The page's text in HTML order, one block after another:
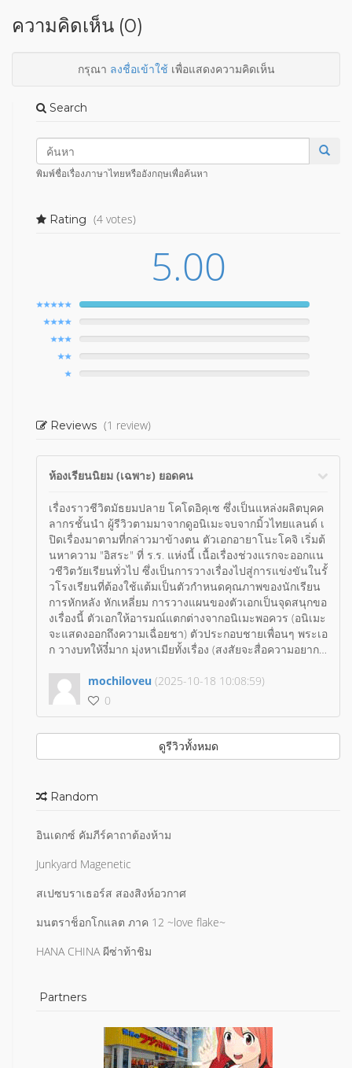
ความคิดเห็น (0)
กรุณา ลงชื่อเข้าใช้เพื่อแสดงความคิดเห็น
Search
พิมพ์ชื่อเรื่องภาษาไทยหรืออังกฤษเพื่อค้นหา
Rating (4 votes)
5.00
Reviews (1 review)
ห้องเรียนนิยม (เฉพาะ) ยอดคน
เรื่องราวชีวิตมัธยมปลาย โคโดอิคุเซ ซึ่งเป็นแหล่งผลิตบุคค
ลากรชั้นนำ ผู้รีวิวตามมาจากดูอนิเมะจบจากมิ้วไทยแลนด์ เ
ปิดเรื่องมาตามที่กล่าวมาข้างตน ตัวเอกอายาโนะโคจิ เริ่มต้
นหาความ "อิสระ" ที่ ร.ร. แห่งนี้ เนื้อเรื่องช่วงแรกจะออกแน
วชีวิตวัยเรียนทั่วไป ซึ่งเป็นการวางเรื่องไปสู่การแข่งขันในรั้
วโรงเรียนที่ต้องใช้แต้มเป็นตัวกำหนดคุณภาพของนักเรียน
การหักหลัง หักเหลี่ยม การวางแผนของตัวเอกเป็นจุดสนุกขอ
งเรื่องนี้ ตัวเอกให้อารมณ์แตกต่างจากอนิเมะพอควร (อนิเมะ
จะแสดงออกถึงความเฉื่อยชา) ตัวประกอบชายเพื่อนๆ พระเอ
ก วางบทให้งี๋มาก มุ่งหาเมียทั้งเรื่อง (สงสัยจะสื่อความอยากรู้
ม่มีใรอนิเมะ โดยรวมจากคนที่ดูอนิเมะมาถือว่าน่าเก็บสะสม
ลายเส้นใกล้เคียงฉบับนิยาย ส่วนตัวคิดว่าภาพสวยดี ใครจะ
บทไปเช่นกัน ถ้าไม่ดูอนิเมะหรือนิยายมา อาจจะงงๆ การวาง
ะก็ไม่ได้กล่าวถึงอีก (ถึงจะมีบทบาทแต่ไม่ได้กล่าวถึง)
mochiloveu (2025-10-18 10:08:59)
0
ดูรีวิวทั้งหมด
Random
อินเดกซ์ คัมภีร์คาถาต้องห้าม
Junkyard Magenetic
สเปซบราเธอร์ส สองสิงห์อวกาศ
มนตราช็อกโกแลต ภาค 12 ~love flake~
HANA CHINA ผีซ่าท้าชิม
Partners